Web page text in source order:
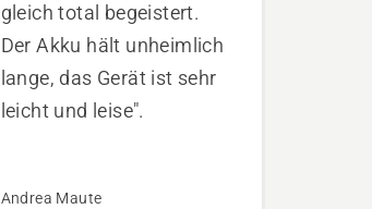
gleich total begeistert.
Der Akku hält unheimlich
lange, das Gerät ist sehr
leicht und leise".
Andrea Maute